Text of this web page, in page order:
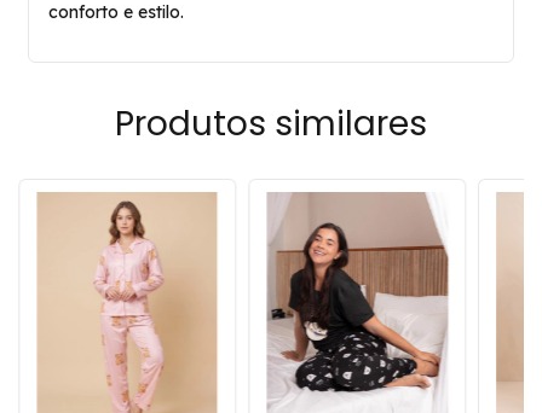
conforto e estilo.
Produtos similares